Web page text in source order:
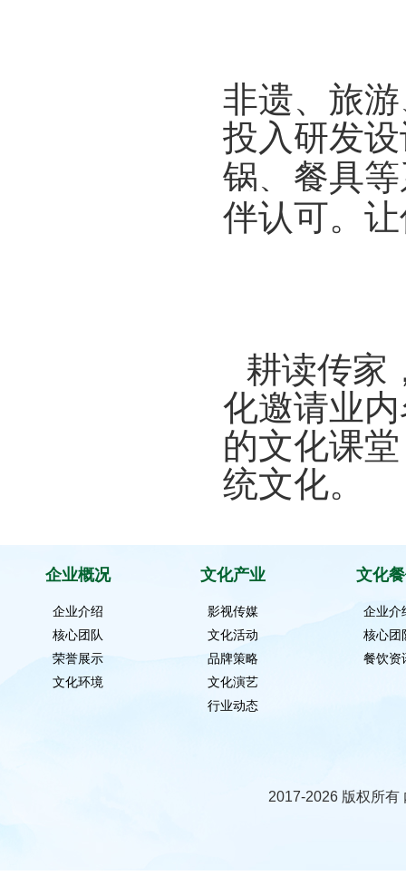
非遗、旅
投入研发
锅、餐具
伴认可。
耕读传家
化邀请业
的文化课
统文化。
企业概况
企业介绍
核心团队
荣誉展示
文化环境
文化产业
影视传媒
文化活动
品牌策略
文化演艺
行业动态
文化
企业介
核心团
餐饮资
2017-2026 版权所